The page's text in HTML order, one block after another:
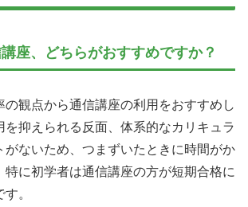
座、どちらがおすすめですか？
の観点から通信講座の利用をおすすめし
を抑えられる反面、体系的なカリキュラ
がないため、つまずいたときに時間がか
特に初学者は通信講座の方が短期合格に
。